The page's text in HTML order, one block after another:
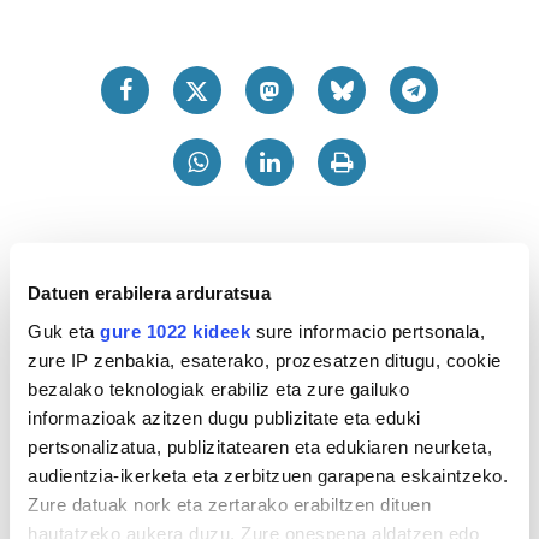
Datuen erabilera arduratsua
Guk eta gure 1022 kideek sure informacio pertsonala,
zure IP zenbakia, esaterako, prozesatzen ditugu, cookie
bezalako teknologiak erabiliz eta zure gailuko
informazioak azitzen dugu publizitate eta eduki
pertsonalizatua, publizitatearen eta edukiaren neurketa,
audientzia-ikerketa eta zerbitzuen garapena eskaintzeko.
Zure datuak nork eta zertarako erabiltzen dituen
hautatzeko aukera duzu. Zure onespena aldatzen edo